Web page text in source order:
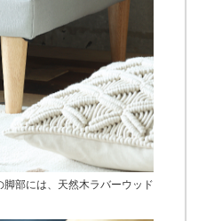
部には、天然木ラバーウッド